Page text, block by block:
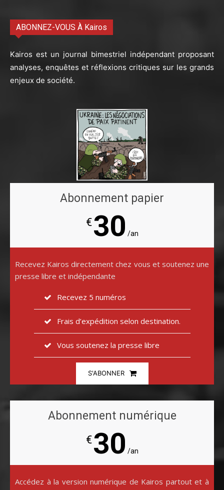
ABONNEZ-VOUS À Kairos
Kairos est un journal bimestriel indépendant proposant
analyses, enquêtes et réflexions critiques sur les grands
enjeux de société.
Abonnement papier
€30 /an
Recevez Kairos directement chez vous et soutenez une
presse libre et indépendante
Recevez 5 numéros
Frais d’expédition selon destination.
Vous soutenez la presse libre
S'ABONNER
Abonnement numérique
€30 /an
Accédez à la version numérique de Kairos partout et à